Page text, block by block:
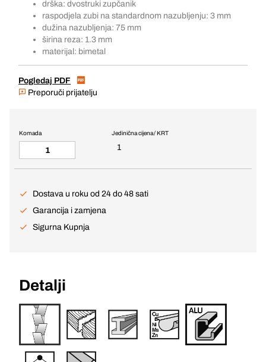
drška: dvostruki zupčanik
raspodjela zubi na standardnom nazubljenju: 3 mm
dužina nazubljenja: 75 mm
širina reza: 1.3 mm
materijal: bimetal
Pogledaj PDF
Preporuči prijatelju
Jedinična cijena / KRT
1
Komada
Dostava u roku od 24 do 48 sati
Garancija i zamjena
Sigurna Kupnja
Detalji